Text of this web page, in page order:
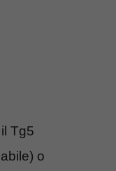
Tg5
o